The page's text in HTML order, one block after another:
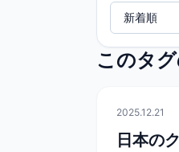
このタ
🏯文化
2025.12.21
日本の